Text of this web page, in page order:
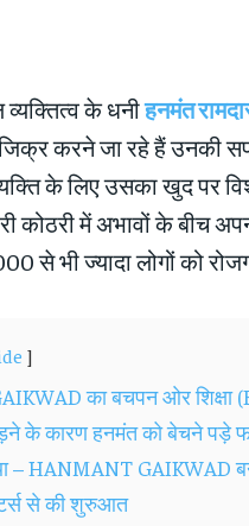
के धनीहनमंत
करने जा रहे हैं उनकी
के लिए उसका खुद पर
कोठरी में अभावों के बीच
से भी ज्यादा लोगों को
का बचपन ओर शिक्षा
के कारण हनमंत को बेचने पड़े
– HANMANT GAIKWAD
से की शुरुआत